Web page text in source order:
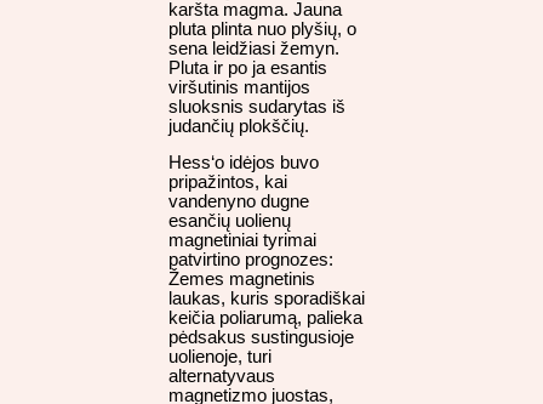
karšta magma. Jauna
pluta plinta nuo plyšių, o
sena leidžiasi žemyn.
Pluta ir po ja esantis
viršutinis mantijos
sluoksnis sudarytas iš
judančių plokščių.
Hess‘o idėjos buvo
pripažintos, kai
vandenyno dugne
esančių uolienų
magnetiniai tyrimai
patvirtino prognozes:
Žemes magnetinis
laukas, kuris sporadiškai
keičia poliarumą, palieka
pėdsakus sustingusioje
uolienoje, turi
alternatyvaus
magnetizmo juostas,